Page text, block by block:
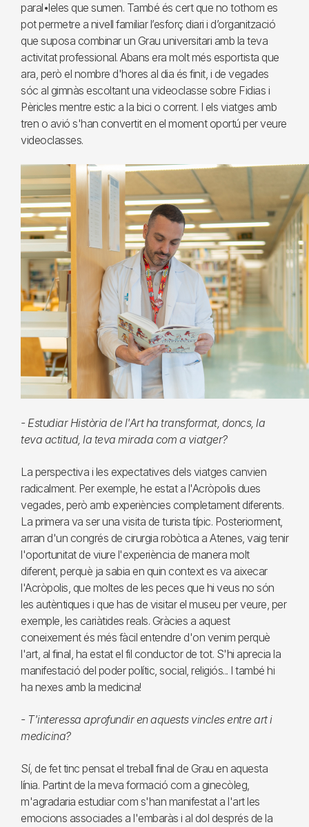
paral•leles que sumen. També és cert que no tothom es
pot permetre a nivell familiar l’esforç diari i d’organització
que suposa combinar un Grau universitari amb la teva
activitat professional. Abans era molt més esportista que
ara, però el nombre d'hores al dia és finit, i de vegades
sóc al gimnàs escoltant una videoclasse sobre Fidias i
Pèricles mentre estic a la bici o corrent. I els viatges amb
tren o avió s'han convertit en el moment oportú per veure
videoclasses.
- Estudiar Història de l'Art ha transformat, doncs, la
teva actitud, la teva mirada com a viatger?
La perspectiva i les expectatives dels viatges canvien
radicalment. Per exemple, he estat a l'Acròpolis dues
vegades, però amb experiències completament diferents.
La primera va ser una visita de turista típic. Posteriorment,
arran d'un congrés de cirurgia robòtica a Atenes, vaig tenir
l'oportunitat de viure l'experiència de manera molt
diferent, perquè ja sabia en quin context es va aixecar
l'Acròpolis, que moltes de les peces que hi veus no són
les autèntiques i que has de visitar el museu per veure, per
exemple, les cariàtides reals. Gràcies a aquest
coneixement és més fàcil entendre d'on venim perquè
l'art, al final, ha estat el fil conductor de tot. S'hi aprecia la
manifestació del poder polític, social, religiós... I també hi
ha nexes amb la medicina!
- T'interessa aprofundir en aquests vincles entre art i
medicina?
Sí, de fet tinc pensat el treball final de Grau en aquesta
línia. Partint de la meva formació com a ginecòleg,
m'agradaria estudiar com s'han manifestat a l'art les
emocions associades a l'embaràs i al dol després de la